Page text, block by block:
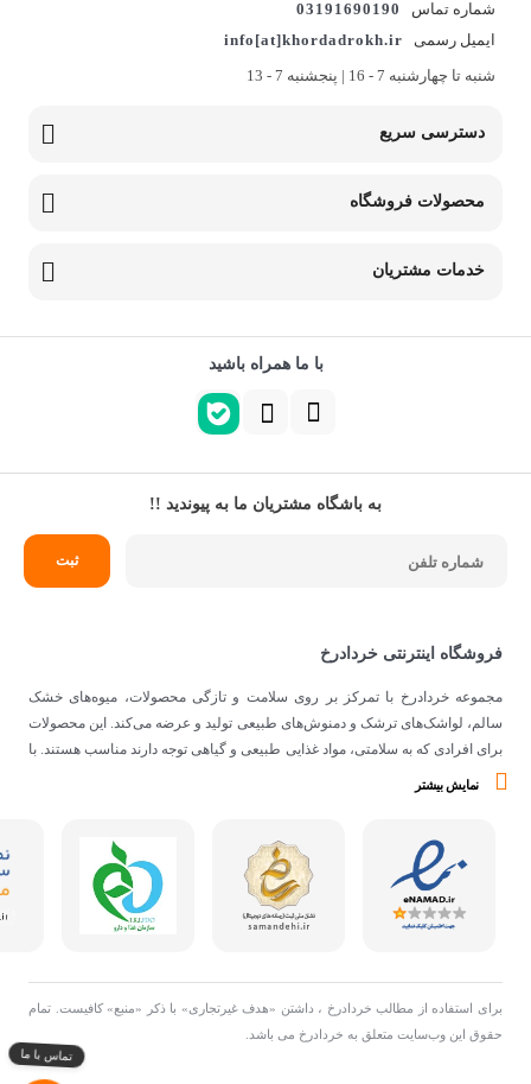
شنبه تا چهارشنبه 7 - 16 | پنجشنبه 7 - 13
دسترسی سریع
محصولات فروشگاه
خدمات مشتریان
مجموعه خردادرخ با تمرکز بر روی سلامت و تازگی محصولات، میوه‌های خشک
برای افرادی که به سلامتی، مواد غذایی طبیعی و گیاهی توجه دارند مناسب هستند. با
توجه به اینکه از مواد اولیه طبیعی و کیفیتی برای تهیه محصولات استفاده می‌شود،
می‌توانند گزینه‌ی مناسبی برای افرادی با سلیقه‌ی غذایی و تغذیه‌ی سالم باشند.
نمایش بیشتر
حقوق اين وب‌سايت متعلق به خردادرخ می باشد.